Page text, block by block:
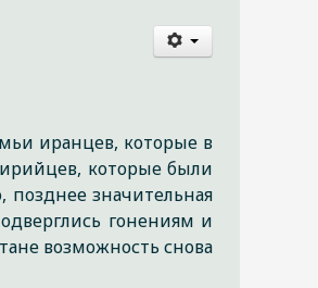
иранцев, которые в
которые были
значительная
гонениям и
возможность снова